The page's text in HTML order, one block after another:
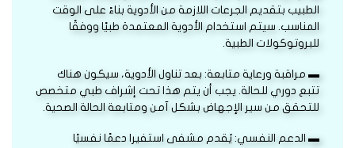
الطبيب بتقديم الجرعات اللازمة من الأدوية بناءً على الوقت
المناسب. سيتم استخدام الأدوية المعتمدة طبيًا ووفقًا
للبروتوكولات الطبية.
▬ مراقبة ورعاية متابعة: بعد تناول الأدوية، سيكون هناك
تتبع دوري للحالة. يجب أن يتم هذا تحت إشراف طبي متخصص
للتحقق من سير الإجهاض بشكل آمن ومتابعة الحالة الصحية.
▬ الدعم النفسي: يُقدم مشفى استفيرا دعمًا نفسيًا